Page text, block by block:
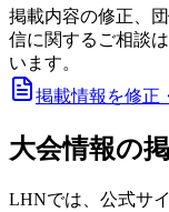
掲載内容の修正、
信に関するご相談
います。
掲載情報を修正
大会情報の
LHNでは、公式サ